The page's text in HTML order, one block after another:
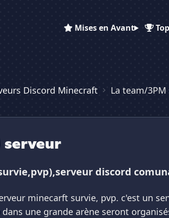
Mises en Avant
Discord Minecraft La team/3PM
serveur
discord
minecarft survie, pvp. c'est un
une grande arène seront
Vote pour La team/3PM
La team/
La team/3PM